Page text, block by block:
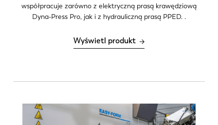
2.1 m
2,0–4,0 m
Liczba gięć
współpracuje zarówno z elektryczną prasą krawędziową
Dyna-Press Pro, jak i z hydrauliczną prasą PPED. .
Wyświetl produkt